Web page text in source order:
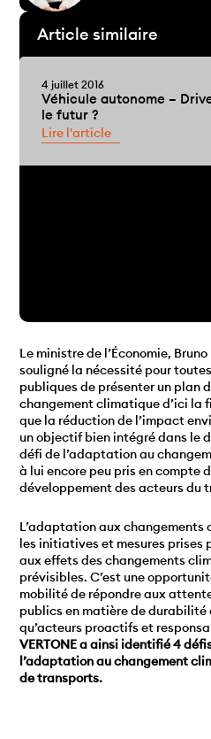
Le ministre de l’Économie,
souligné la nécessité pour
publiques de présenter un plan
changement climatique d’ici la
que la réduction de l’impact
un objectif bien intégré dans le
défi de l’adaptation au
à lui encore peu pris en compte
développement des acteurs du
L’adaptation aux
les initiatives et mesures prises
aux effets des changements
prévisibles. C’est une
mobilité de répondre aux
publics en matière de durabilité
qu’acteurs proactifs et
VERTONE a ainsi identifié 4
l’adaptation au changement
de transports.
Article similaire
4 juillet 2016
Véhicule autonome –
le futur ?
Lire l'article